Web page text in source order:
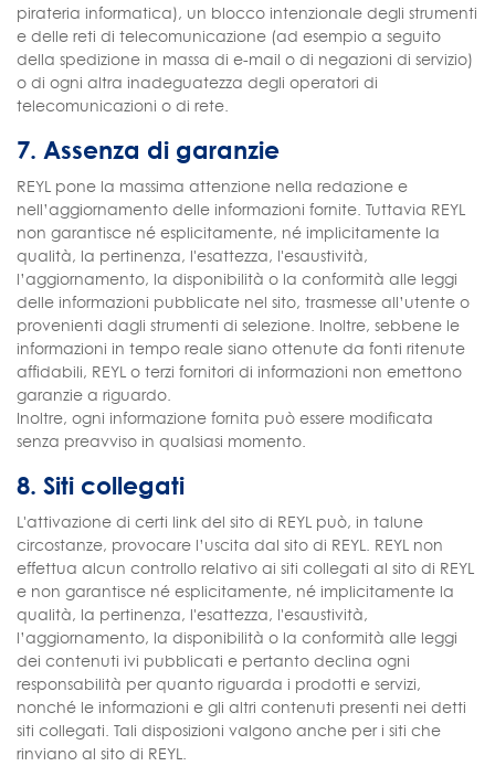
pirateria informatica), un blocco intenzionale degli strumenti
e delle reti di telecomunicazione (ad esempio a seguito
della spedizione in massa di e-mail o di negazioni di servizio)
o di ogni altra inadeguatezza degli operatori di
telecomunicazioni o di rete.
7. Assenza di garanzie
REYL pone la massima attenzione nella redazione e
nell’aggiornamento delle informazioni fornite. Tuttavia REYL
non garantisce né esplicitamente, né implicitamente la
qualità, la pertinenza, l'esattezza, l'esaustività,
l’aggiornamento, la disponibilità o la conformità alle leggi
delle informazioni pubblicate nel sito, trasmesse all’utente o
provenienti dagli strumenti di selezione. Inoltre, sebbene le
informazioni in tempo reale siano ottenute da fonti ritenute
affidabili, REYL o terzi fornitori di informazioni non emettono
garanzie a riguardo.
Inoltre, ogni informazione fornita può essere modificata
senza preavviso in qualsiasi momento.
8. Siti collegati
L'attivazione di certi link del sito di REYL può, in talune
circostanze, provocare l’uscita dal sito di REYL. REYL non
effettua alcun controllo relativo ai siti collegati al sito di REYL
e non garantisce né esplicitamente, né implicitamente la
qualità, la pertinenza, l'esattezza, l'esaustività,
l’aggiornamento, la disponibilità o la conformità alle leggi
dei contenuti ivi pubblicati e pertanto declina ogni
responsabilità per quanto riguarda i prodotti e servizi,
nonché le informazioni e gli altri contenuti presenti nei detti
siti collegati. Tali disposizioni valgono anche per i siti che
rinviano al sito di REYL.